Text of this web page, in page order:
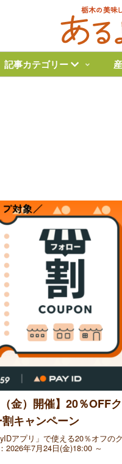
記事カテゴリー
金）開催】20％OFFク
キャンペーン
アプリ」で使える20％オフのク
2026年7月24日(金)18:00 ～